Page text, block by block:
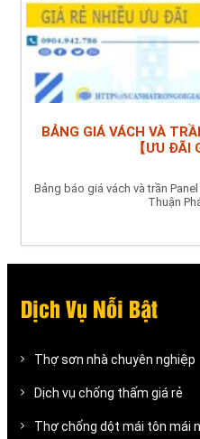
BẢNG GIÁ VÁCH VÀ
【ƯU ĐÃI
Bảng báo giá vách và trần
Thuận
Dịch Vụ Nỗi Bật
Thợ sơn nhà chuyên nghiệp
Dịch vụ chống thấm giá rẻ
Thợ chống dột mái tôn mái